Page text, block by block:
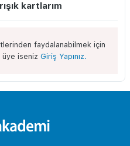
kartlarım
faydalanabilmek için
üye iseniz Giriş Yapınız.